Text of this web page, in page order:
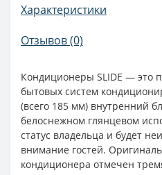
Характеристики
Отзывов (0)
Кондиционеры SLIDE — это
бытовых систем
(всего 185 мм) внутренний
белоснежном глянцевом
статус владельца и будет
внимание гостей.
кондиционера отмечен